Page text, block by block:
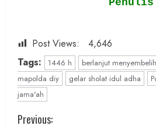
Post Views:
4,646
Tags:
1446 h berlanjut
mapolda diy
gelar sholat idul adha
jama'ah
C
Previous: